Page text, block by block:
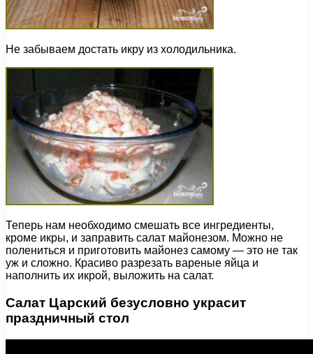
Не забываем достать икру из холодильника.
Теперь нам необходимо смешать все ингредиенты,
кроме икры, и заправить салат майонезом. Можно не
полениться и приготовить майонез самому — это не так
уж и сложно. Красиво разрезать вареные яйца и
наполнить их икрой, выложить на салат.
Салат Царский безусловно украсит
праздничный стол